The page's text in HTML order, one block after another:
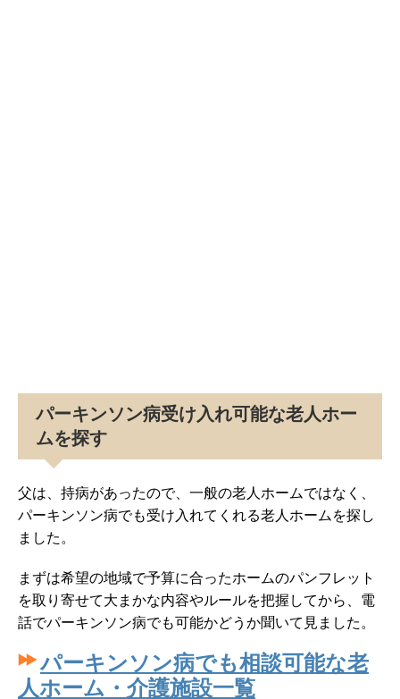
パーキンソン病受け入れ可能な老人ホー
ムを探す
父は、持病があったので、一般の老人ホームではなく、
パーキンソン病でも受け入れてくれる老人ホームを探し
ました。
まずは希望の地域で予算に合ったホームのパンフレット
を取り寄せて大まかな内容やルールを把握してから、電
話でパーキンソン病でも可能かどうか聞いて見ました。
パーキンソン病でも相談可能な老
人ホーム・介護施設一覧